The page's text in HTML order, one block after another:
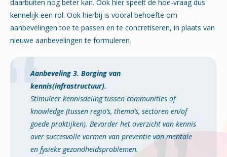
daarbuiten nog beter kan. Ook hier speelt de hoe-vraag dus
kennelijk een rol. Ook hierbij is vooral behoefte om
aanbevelingen toe te passen en te concretiseren, in plaats van
nieuwe aanbevelingen te formuleren.
Aanbeveling 3. Borging van
kennis(infrastructuur).
Stimuleer kennisdeling tussen communities of
knowledge (tussen regio’s, thema’s, sectoren en/of
goede praktijken). Bevorder het overzicht van kennis
over succesvolle vormen van preventie van mentale
en fysieke gezondheidsproblemen.